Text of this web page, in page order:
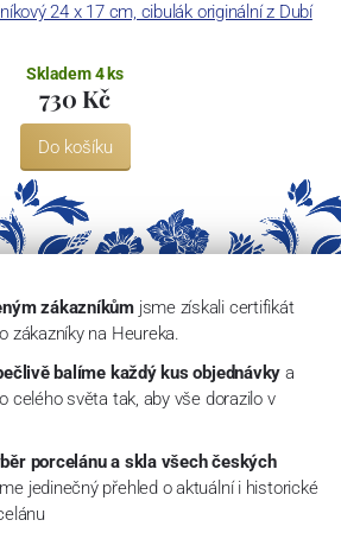
24 x 17 cm, cibulák originální z Dubí
Skladem 4 ks
730 Kč
Do košíku
zákazníkům jsme získali certifikát
zákazníky na Heureka.
balíme každý kus objednávky a
celého světa tak, aby vše dorazilo v
porcelánu a skla všech českých
jedinečný přehled o aktuální i historické